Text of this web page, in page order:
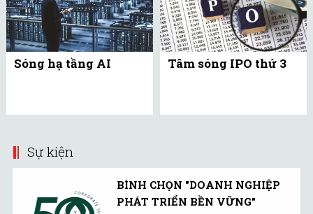
Sóng hạ tầng AI Tâm sóng IPO thứ 3
Sự kiện
BÌNH CHỌN "DOANH NGHIỆP
PHÁT TRIỂN BỀN VỮNG"